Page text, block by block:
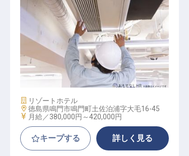
施設管理チーフ
施設業態
リゾートホテル
勤務地
徳島県鳴門市鳴門町土佐泊浦字大毛16-45
給与
月給／380,000円～420,000円
キープする 詳しく見る